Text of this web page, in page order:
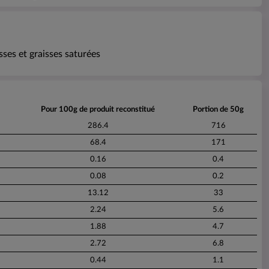
et graisses saturées
Pour 100g de produit reconstitué Portion de 50g
286.4 716
68.4 171
0.16 0.4
0.08 0.2
13.12 33
2.24 5.6
1.88 4.7
2.72 6.8
0.44 1.1